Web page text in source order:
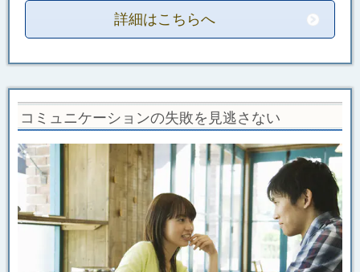
詳細はこちらへ
コミュニケーションの失敗を見逃さない